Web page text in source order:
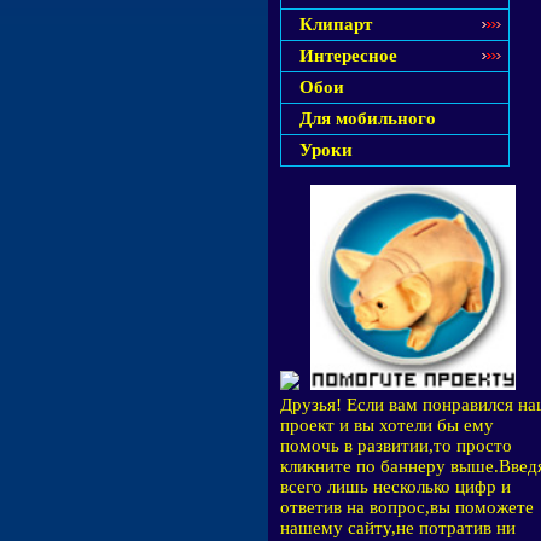
Клипарт
Интересное
Обои
Для мобильного
Уроки
Друзья! Если вам понравился
проект и вы хотели бы ему
помочь в развитии,то просто
кликните по баннеру
всего лишь несколько цифр и
ответив на вопрос,вы поможете
нашему сайту,не потратив ни